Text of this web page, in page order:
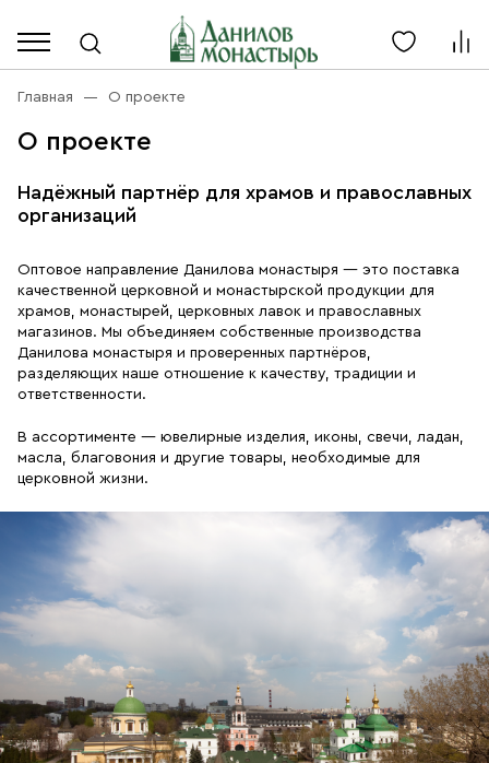
Каталог
Акции
Благовония
Иконы
Масло
Православные подарки
Разное
Ювелирные изделия
Доставка Услуги
Оплата Контакты
+7 (916) 868-10-00
+7 (925) 417 07-93
Оптом, будни с 9 до 17
Главная О проекте
О проекте
Надёжный партнёр для храмов и православных
организаций
Оптовое направление Данилова монастыря — это поставка
качественной церковной и монастырской продукции для
храмов, монастырей, церковных лавок и православных
магазинов. Мы объединяем собственные производства
Данилова монастыря и проверенных партнёров,
разделяющих наше отношение к качеству, традиции и
ответственности.
В ассортименте — ювелирные изделия, иконы, свечи, ладан,
масла, благовония и другие товары, необходимые для
церковной жизни.